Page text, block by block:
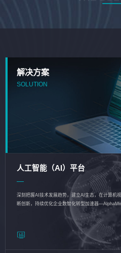
解决方案
SOLUTION
人工智能（AI）平台
深刻把握AI技术发展趋势，建立AI生态，在计算机
断创新，持续优化企业数智化转型加速器